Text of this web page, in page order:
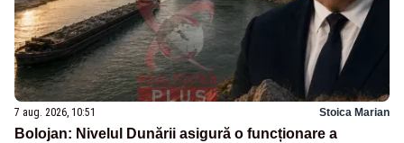
7 aug. 2026, 10:51 Stoica Marian
Bolojan: Nivelul Dunării asigură o funcționare a